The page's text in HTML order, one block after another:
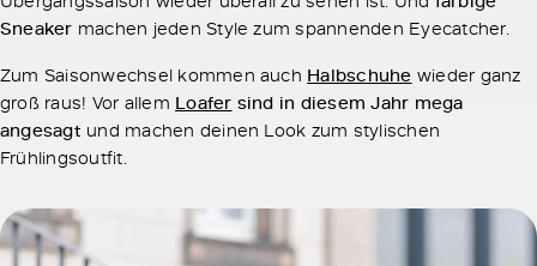
Sneaker machen jeden Style zum spannenden Eyecatcher.
Zum Saisonwechsel kommen auch Halbschuhe wieder ganz
groß raus! Vor allem Loafer sind in diesem Jahr mega
angesagt und machen deinen Look zum stylischen
Frühlingsoutfit.